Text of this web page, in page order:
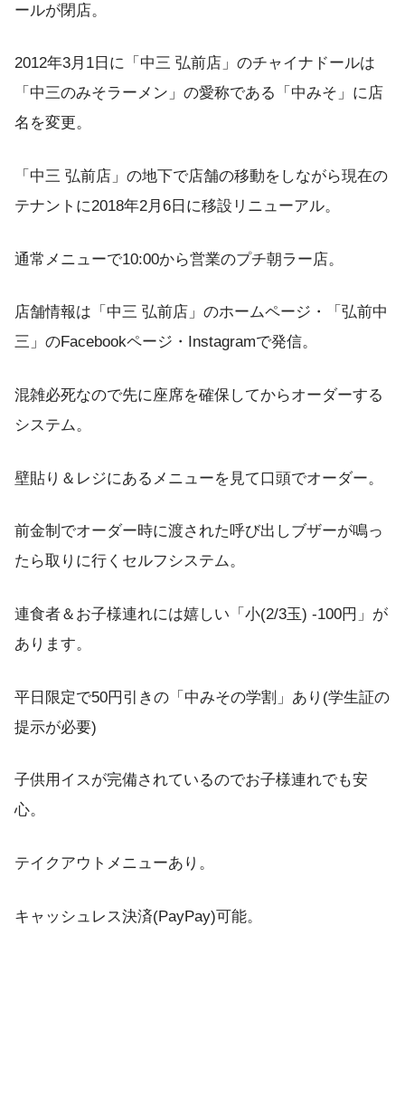
ールが閉店。
2012年3月1日に「中三 弘前店」のチャイナドールは
「中三のみそラーメン」の愛称である「中みそ」に店
名を変更。
「中三 弘前店」の地下で店舗の移動をしながら現在の
テナントに2018年2月6日に移設リニューアル。
通常メニューで10:00から営業のプチ朝ラー店。
店舗情報は「中三 弘前店」のホームページ・「弘前中
三」のFacebookページ・Instagramで発信。
混雑必死なので先に座席を確保してからオーダーする
システム。
壁貼り＆レジにあるメニューを見て口頭でオーダー。
前金制でオーダー時に渡された呼び出しブザーが鳴っ
たら取りに行くセルフシステム。
連食者＆お子様連れには嬉しい「小(2/3玉) -100円」が
あります。
平日限定で50円引きの「中みその学割」あり(学生証の
提示が必要)
子供用イスが完備されているのでお子様連れでも安
心。
テイクアウトメニューあり。
キャッシュレス決済(PayPay)可能。